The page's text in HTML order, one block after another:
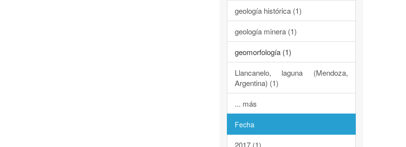
geología histórica (1)
geología minera (1)
geomorfología (1)
Llancanelo, laguna (Mendoza,
Argentina) (1)
... más
Fecha
2017 (1)